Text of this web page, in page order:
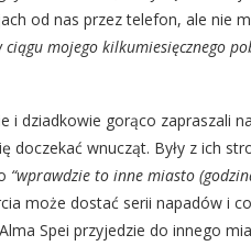
od nas przez telefon, ale nie
mojego kilkumiesięcznego
i dziadkowie gorąco zapraszali
doczekać wnucząt. Były z ich
“wprawdzie to inne miasto
może dostać serii napadów i
Spei przyjedzie do innego